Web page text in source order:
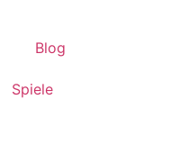
Blog
Spiele